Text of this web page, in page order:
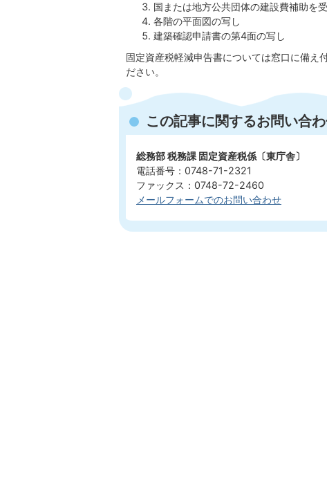
国または地方公共団体の建設費補助を
各階の平面図の写し
建築確認申請書の第4面の写し
固定資産税軽減申告書については窓口に備え
ださい。
この記事に関するお問い合
総務部 税務課 固定資産税係〔東庁舎〕
電話番号：0748-71-2321
ファックス：0748-72-2460
メールフォームでのお問い合わせ